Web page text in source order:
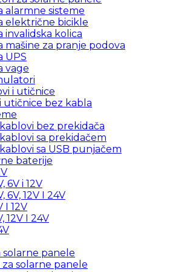
alarmne sisteme
električne bicikle
invalidska kolica
mašine za pranje podova
UPS
vage
i utičnice
utičnice bez kabla
bez prekidača
sa prekidačem
sa USB punjačem
baterije
6V i 12V
6V, 12V I 24V
I 12V
12V I 24V
solarne panele
solarne panele